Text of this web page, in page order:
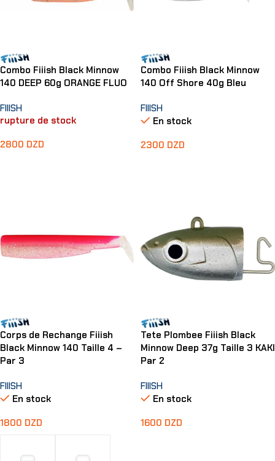
Combo Fiiish Black Minnow
140 DEEP 60g ORANGE FLUO
FIIISH
rupture de stock
2800 DZD
Combo Fiiish Black Minnow
140 Off Shore 40g Bleu
FIIISH
En stock
2300 DZD
Corps de Rechange Fiiish
Black Minnow 140 Taille 4 –
Par 3
FIIISH
En stock
1800 DZD
Tete Plombee Fiiish Black
Minnow Deep 37g Taille 3 KAKI
Par 2
FIIISH
En stock
1600 DZD